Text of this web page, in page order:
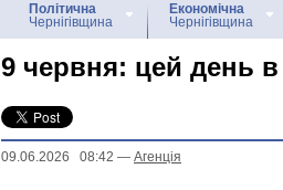
Політична
Чернігівщина
Економічна
Чернігівщина
9 червня: цей день в
09.06.2026 08:42 — Агенцiя